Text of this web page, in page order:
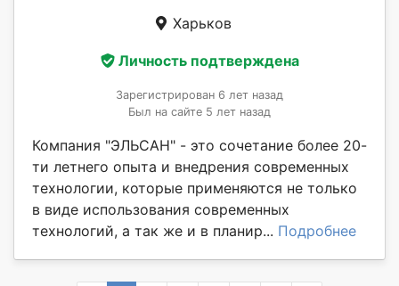
Харьков
Личность подтверждена
Зарегистрирован 6 лет назад
Был на сайте 5 лет назад
Компания "ЭЛЬСАН" - это сочетание более 20-
ти летнего опыта и внедрения современных
технологии, которые применяются не только
в виде использования современных
технологий, а так же и в планир... Подробнее